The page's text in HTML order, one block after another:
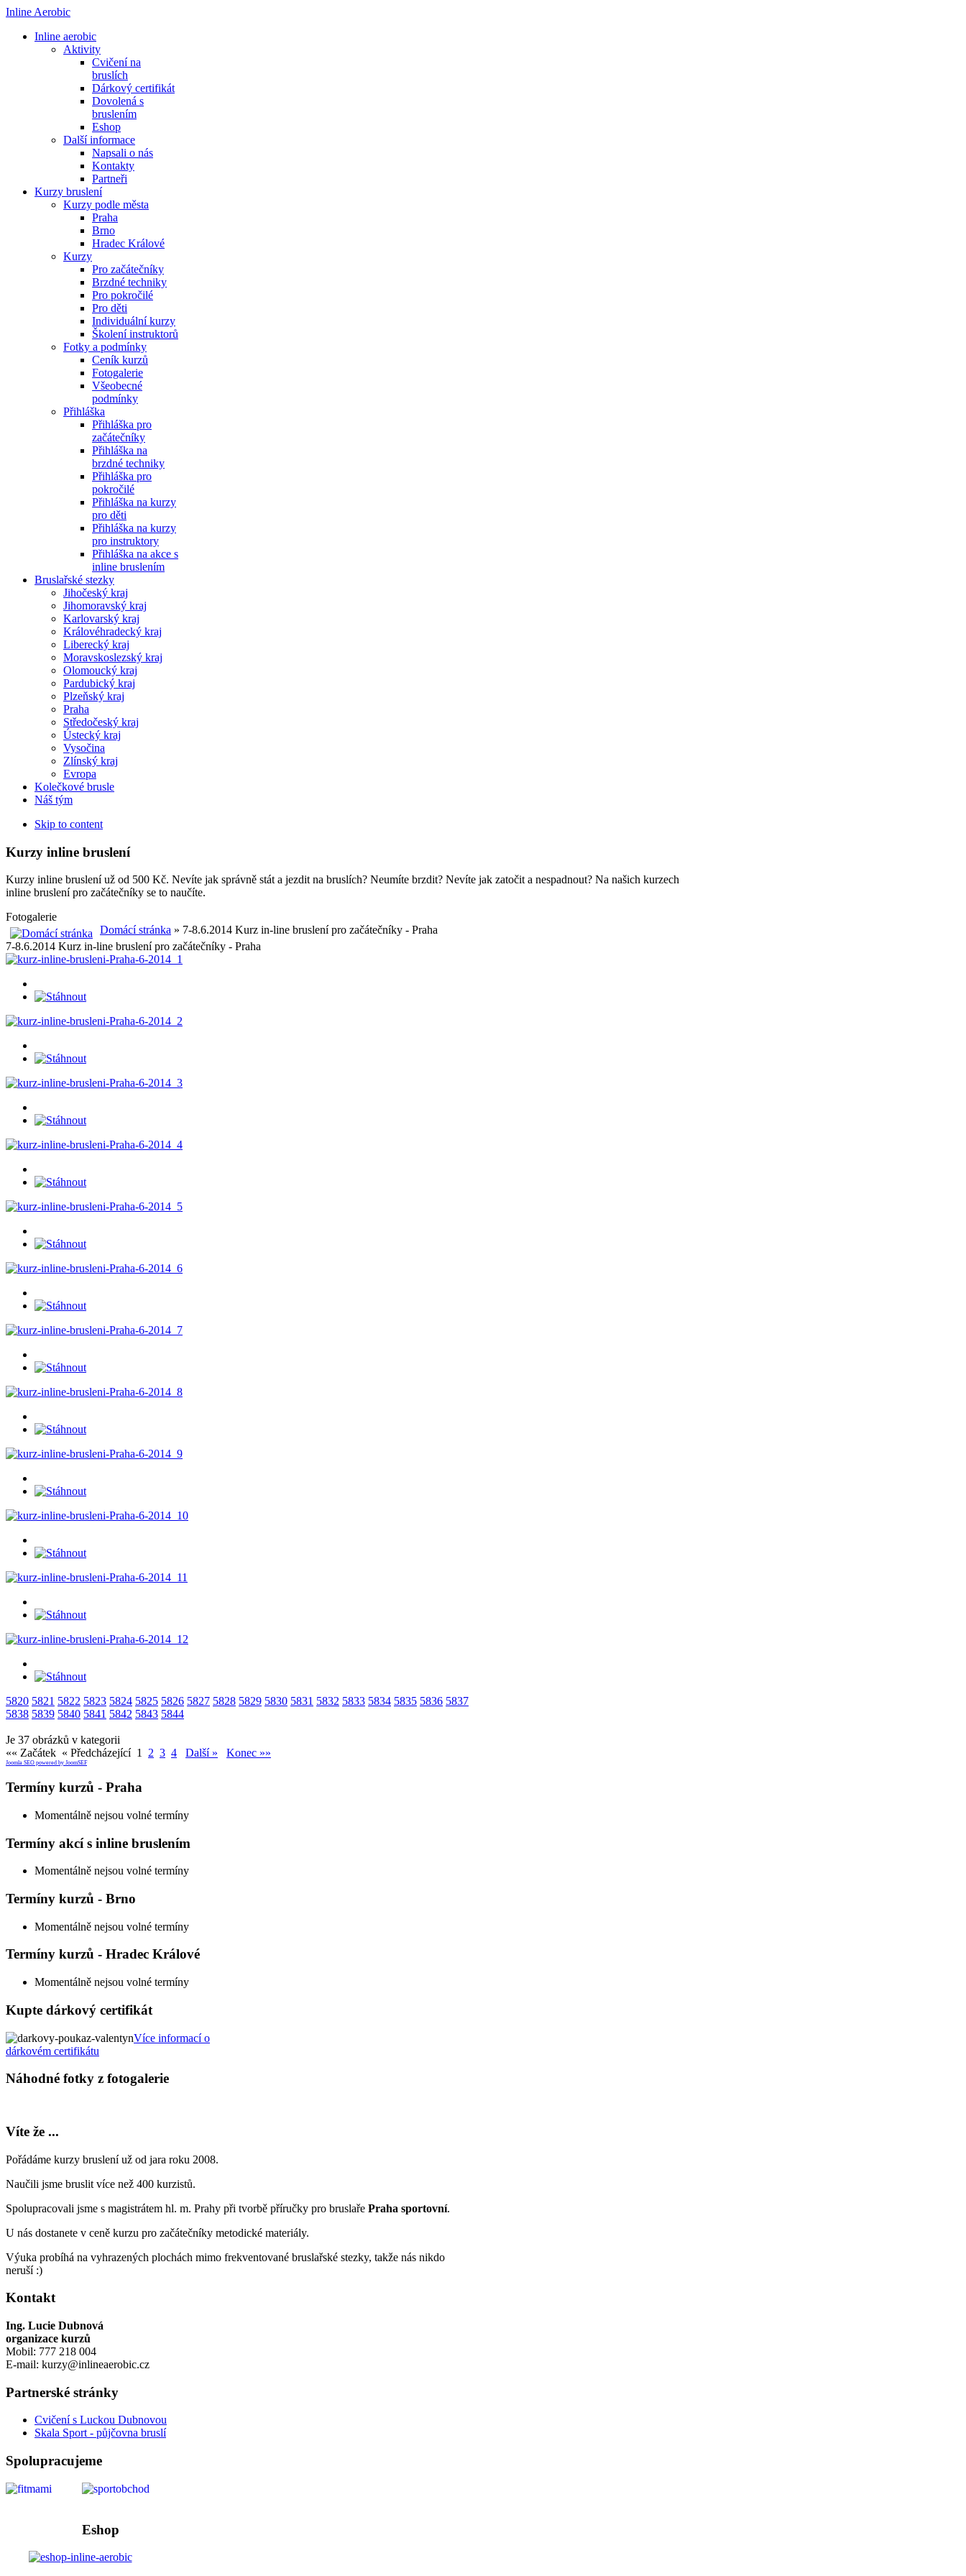
Inline Aerobic
Inline aerobic
Aktivity
Cvičení na
bruslích
Dárkový certifikát
Dovolená s
bruslením
Eshop
Další informace
Napsali o nás
Kontakty
Partneři
Kurzy bruslení
Kurzy podle města
Praha
Brno
Hradec Králové
Kurzy
Pro začátečníky
Brzdné techniky
Pro pokročilé
Pro děti
Individuální kurzy
Školení instruktorů
Fotky a podmínky
Ceník kurzů
Fotogalerie
Všeobecné
podmínky
Přihláška
Přihláška pro
začátečníky
Přihláška na
brzdné techniky
Přihláška pro
pokročilé
Přihláška na kurzy
pro děti
Přihláška na kurzy
pro instruktory
Přihláška na akce s
inline bruslením
Bruslařské stezky
Jihočeský kraj
Jihomoravský kraj
Karlovarský kraj
Královéhradecký kraj
Liberecký kraj
Moravskoslezský kraj
Olomoucký kraj
Pardubický kraj
Plzeňský kraj
Praha
Středočeský kraj
Ústecký kraj
Vysočina
Zlínský kraj
Evropa
Kolečkové brusle
Náš tým
Skip to content
Kurzy inline bruslení
Kurzy inline bruslení už od 500 Kč. Nevíte jak správně stát a jezdit na bruslích? Neumíte brzdit? Nevíte jak zatočit a nespadnout? Na našich kurzech
inline bruslení pro začátečníky se to naučíte.
Fotogalerie
Domácí stránka » 7-8.6.2014 Kurz in-line bruslení pro začátečníky - Praha
7-8.6.2014 Kurz in-line bruslení pro začátečníky - Praha
5820 5821 5822 5823 5824 5825 5826 5827 5828 5829 5830 5831 5832 5833 5834 5835 5836 5837
5838 5839 5840 5841 5842 5843 5844
Je 37 obrázků v kategorii
«« Začátek « Předcházející 1 2 3 4 Další » Konec »»
Joomla SEO powered by JoomSEF
Termíny kurzů - Praha
Momentálně nejsou volné termíny
Termíny akcí s inline bruslením
Momentálně nejsou volné termíny
Termíny kurzů - Brno
Momentálně nejsou volné termíny
Termíny kurzů - Hradec Králové
Momentálně nejsou volné termíny
Kupte dárkový certifikát
Více informací o
dárkovém certifikátu
Náhodné fotky z fotogalerie
Víte že ...
Pořádáme kurzy bruslení už od jara roku 2008.
Naučili jsme bruslit více než 400 kurzistů.
Spolupracovali jsme s magistrátem hl. m. Prahy při tvorbě příručky pro bruslaře Praha sportovní.
U nás dostanete v ceně kurzu pro začátečníky metodické materiály.
Výuka probíhá na vyhrazených plochách mimo frekventované bruslařské stezky, takže nás nikdo
neruší :)
Kontakt
Ing. Lucie Dubnová
organizace kurzů
Mobil: 777 218 004
E-mail: kurzy@inlineaerobic.cz
Partnerské stránky
Cvičení s Luckou Dubnovou
Skala Sport - půjčovna bruslí
Spolupracujeme
Eshop